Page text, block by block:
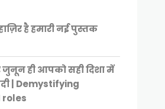
है हमारी नई पुस्तक
ही आपको सही दिशा में
| Demystifying
roles